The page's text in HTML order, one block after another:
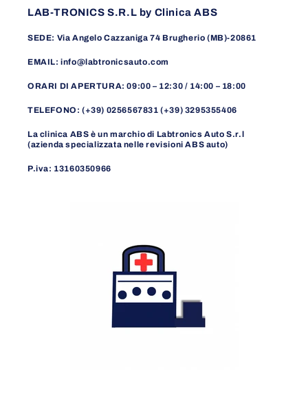
LAB-TRONICS S.R.L by Clinica ABS
SEDE: Via Angelo Cazzaniga 74 Brugherio (MB)-20861
EMAIL: info@labtronicsauto.com
ORARI DI APERTURA: 09:00 – 12:30 / 14:00 – 18:00
TELEFONO: (+39) 0256567831 (+39) 3295355406
La clinica ABS è un marchio di Labtronics Auto S.r.l
(azienda specializzata nelle revisioni ABS auto)
P.iva: 13160350966